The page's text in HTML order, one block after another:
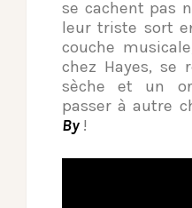
se cachent pas
leur triste sort
couche
chez Hayes, se
sèche et un
passer à autre
By!